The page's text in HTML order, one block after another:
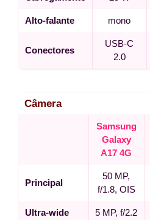
Alto-falante mono
Conectores
USB-C
2.0
Câmera
Samsung
Galaxy
A17 4G
Principal
50 MP,
f/1.8, OIS
Ultra-wide 5 MP, f/2.2